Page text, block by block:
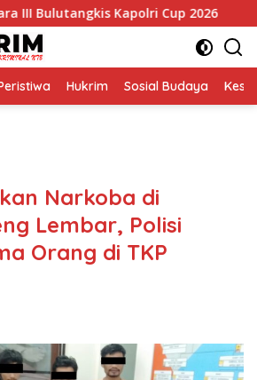
Kapolri Cup 2026
Hukrim Sosial Budaya
Narkoba di
Lembar, Polisi
Orang di TKP